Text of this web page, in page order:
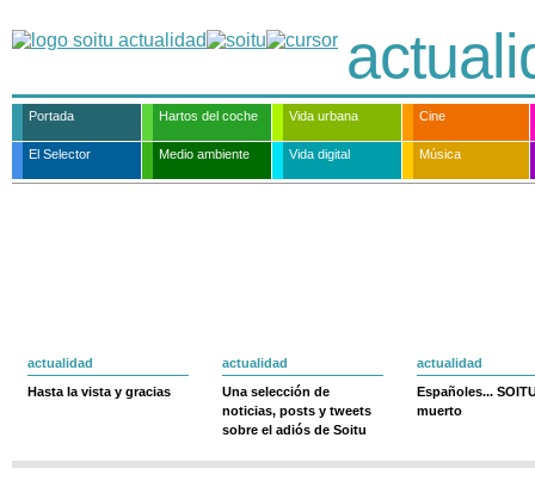
Portada Hartos del coche Vida urbana Cine
El Selector Medio ambiente Vida digital Música
actualidad
Hasta la vista y gracias
actualidad
Una selección de
noticias, posts y tweets
sobre el adiós de Soitu
actualidad
Españoles...
muerto